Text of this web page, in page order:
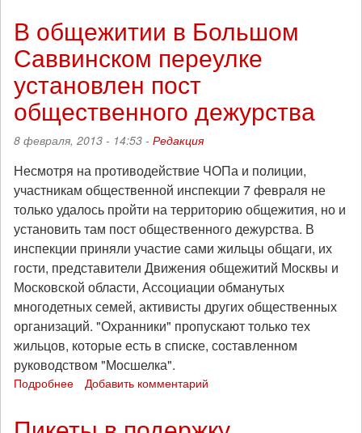
В общежитии в Большом
Саввинском переулке
установлен пост
общественного дежурства
8 февраля, 2013 - 14:53 - Редакция
Несмотря на противодействие ЧОПа и полиции,
участникам общественной инспекции 7 февраля не
только удалось пройти на территорию общежития, но и
установить там пост общественного дежурства. В
инспекции приняли участие сами жильцы общаги, их
гости, представители Движения общежитий Москвы и
Московской области, Ассоциации обманутых
многодетных семей, активисты других общественных
организаций. "Охранники" пропускают только тех
жильцов, которые есть в списке, составленном
руководством "Мосшелка".
Подробнее Добавить комментарий